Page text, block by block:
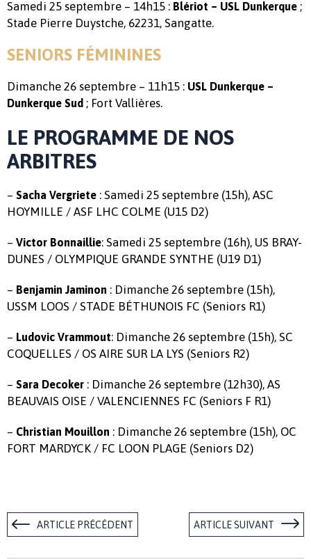
Samedi 25 septembre – 14h15 : Blériot – USL Dunkerque ;
Stade Pierre Duystche, 62231, Sangatte.
SENIORS FÉMININES
Dimanche 26 septembre – 11h15 : USL Dunkerque –
Dunkerque Sud ; Fort Vallières.
LE PROGRAMME DE NOS
ARBITRES
– Sacha Vergriete : Samedi 25 septembre (15h), ASC
HOYMILLE / ASF LHC COLME (U15 D2)
– Victor Bonnaillie: Samedi 25 septembre (16h), US BRAY-
DUNES / OLYMPIQUE GRANDE SYNTHE (U19 D1)
– Benjamin Jaminon : Dimanche 26 septembre (15h),
USSM LOOS / STADE BÉTHUNOIS FC (Seniors R1)
– Ludovic Vrammout: Dimanche 26 septembre (15h), SC
COQUELLES / OS AIRE SUR LA LYS (Seniors R2)
– Sara Decoker : Dimanche 26 septembre (12h30), AS
BEAUVAIS OISE / VALENCIENNES FC (Seniors F R1)
– Christian Mouillon : Dimanche 26 septembre (15h), OC
FORT MARDYCK / FC LOON PLAGE (Seniors D2)
ARTICLE PRÉCÉDENT ARTICLE SUIVANT